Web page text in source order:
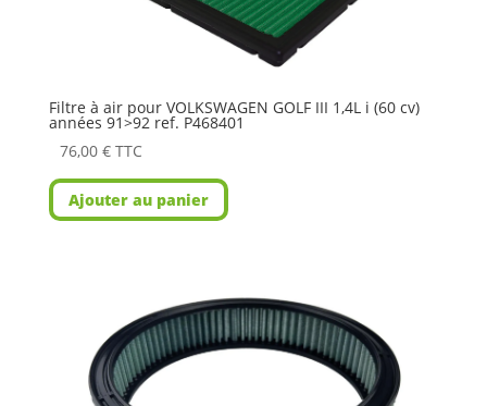
Filtre à air pour VOLKSWAGEN GOLF III 1,4L i (60 cv)
années 91>92 ref. P468401
76,00 € TTC
Ajouter au panier